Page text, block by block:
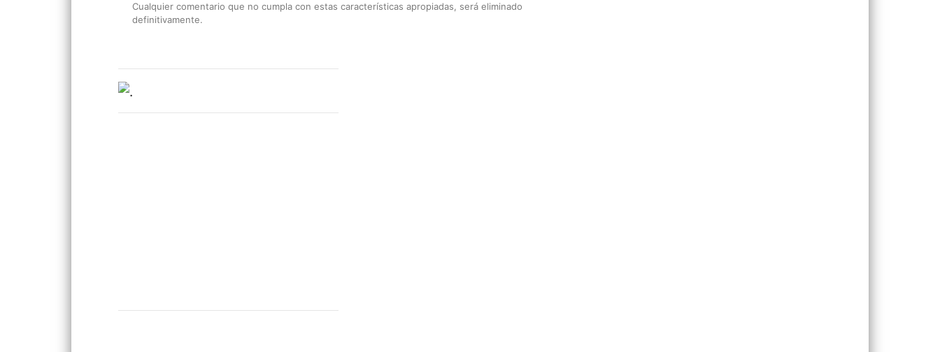
Cualquier comentario que no cumpla con estas características apropiadas, será eliminado
definitivamente.